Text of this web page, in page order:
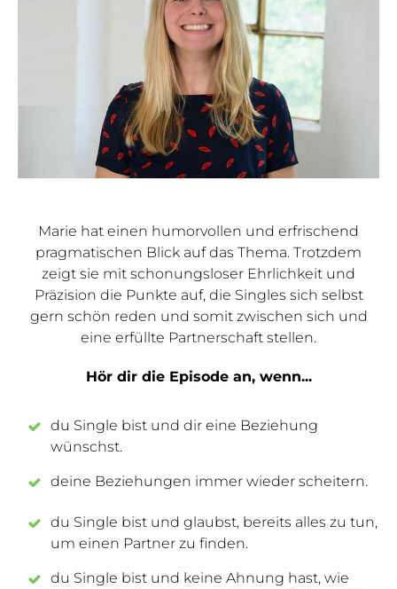
Marie hat einen humorvollen und erfrischend
pragmatischen Blick auf das Thema. Trotzdem
zeigt sie mit schonungsloser Ehrlichkeit und
Präzision die Punkte auf, die Singles sich selbst
gern schön reden und somit zwischen sich und
eine erfüllte Partnerschaft stellen.
Hör dir die Episode an, wenn...
du Single bist und dir eine Beziehung
wünschst.
deine Beziehungen immer wieder scheitern.
du Single bist und glaubst, bereits alles zu tun,
um einen Partner zu finden.
du Single bist und keine Ahnung hast, wie